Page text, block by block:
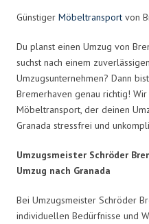
Günstiger Möbeltransport von
Du planst einen Umzug von
suchst nach einem
Umzugsunternehmen? Dann
Bremerhaven genau richtig!
Möbeltransport, der deinen
Granada stressfrei und
Umzugsmeister Schröder
Umzug nach Granada
Bei Umzugsmeister Schröder
individuellen Bedürfnisse und